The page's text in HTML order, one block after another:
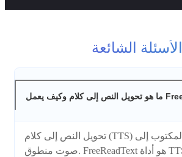
الأسئلة الشائعة
تحويل النص إلى كلام (TTS) هو تقنية تحوّل النص المكتوب إلى
صوت منطوق. FreeReadText هو أداة TTS مجانية مدعومة